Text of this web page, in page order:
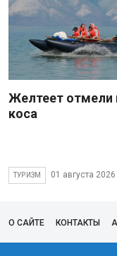
Желтеет отмели
коса
ТУРИЗМ 01 августа 2026
О САЙТЕ КОНТАКТЫ